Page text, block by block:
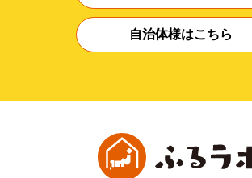
自治体様はこちら